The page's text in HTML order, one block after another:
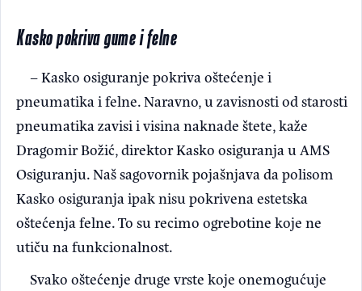
Kasko pokriva gume i felne
– Kasko osiguranje pokriva oštećenje i
pneumatika i felne. Naravno, u zavisnosti od starosti
pneumatika zavisi i visina naknade štete, kaže
Dragomir Božić, direktor Kasko osiguranja u AMS
Osiguranju. Naš sagovornik pojašnjava da polisom
Kasko osiguranja ipak nisu pokrivena estetska
oštećenja felne. To su recimo ogrebotine koje ne
utiču na funkcionalnost.
Svako oštećenje druge vrste koje onemogućuje